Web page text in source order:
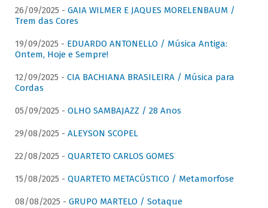
26/09/2025 - GAIA WILMER E JAQUES MORELENBAUM /
Trem das Cores
19/09/2025 - EDUARDO ANTONELLO / Música Antiga:
Ontem, Hoje e Sempre!
12/09/2025 - CIA BACHIANA BRASILEIRA / Música para
Cordas
05/09/2025 - OLHO SAMBAJAZZ / 28 Anos
29/08/2025 - ALEYSON SCOPEL
22/08/2025 - QUARTETO CARLOS GOMES
15/08/2025 - QUARTETO METACÚSTICO / Metamorfose
08/08/2025 - GRUPO MARTELO / Sotaque